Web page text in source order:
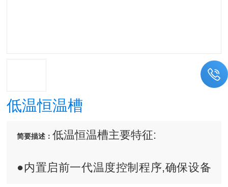
低温恒温槽
简要描述：低温恒温槽主要特征:
●内置启前一代温度控制程序,确保设备